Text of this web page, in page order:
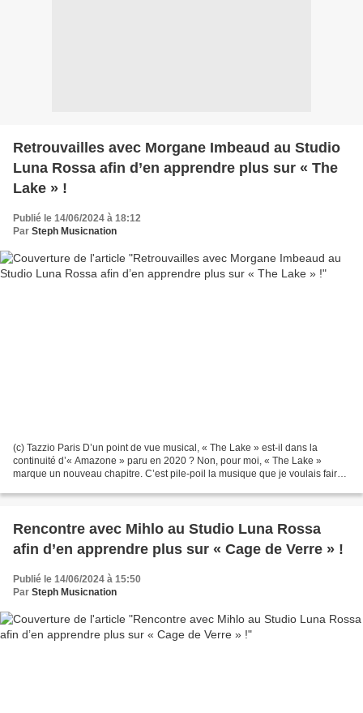
Retrouvailles avec Morgane Imbeaud au Studio
Luna Rossa afin d’en apprendre plus sur « The
Lake » !
Publié le 14/06/2024 à 18:12
Par Steph Musicnation
(c) Tazzio Paris D’un point de vue musical, « The Lake » est-il dans la
continuité d’« Amazone » paru en 2020 ? Non, pour moi, « The Lake »
marque un nouveau chapitre. C’est pile-poil la musique que je voulais faire
Rencontre avec Mihlo au Studio Luna Rossa
afin d’en apprendre plus sur « Cage de Verre » !
Publié le 14/06/2024 à 15:50
Par Steph Musicnation